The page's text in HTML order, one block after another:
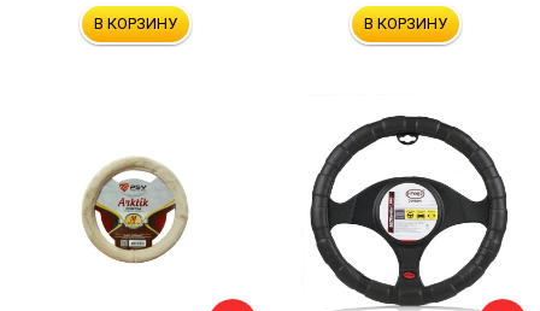
В КОРЗИНУ В КОРЗИНУ